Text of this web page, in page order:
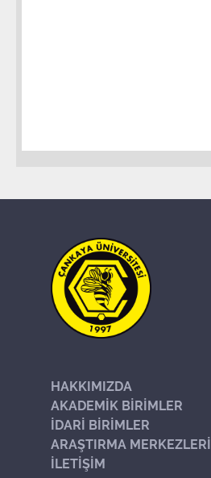
HAKKIMIZDA
AKADEMİK BİRİMLER
İDARİ BİRİMLER
ARAŞTIRMA MERKEZLERİ
İLETİŞİM